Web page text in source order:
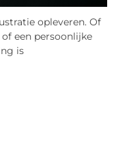
opleveren. Of
een persoonlijke
is